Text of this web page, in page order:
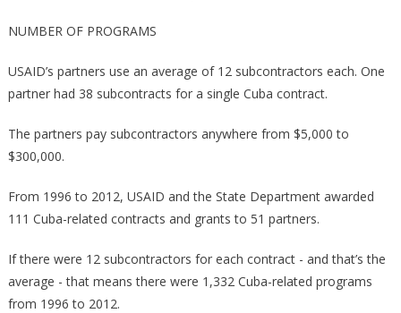
NUMBER OF PROGRAMS
USAID’s partners use an average of 12 subcontractors each. One
partner had 38 subcontracts for a single Cuba contract.
The partners pay subcontractors anywhere from $5,000 to
$300,000.
From 1996 to 2012, USAID and the State Department awarded
111 Cuba-­related contracts and grants to 51 partners.
If there were 12 subcontractors for each contract -­ and that’s the
average -­ that means there were 1,332 Cuba-­related programs
from 1996 to 2012.